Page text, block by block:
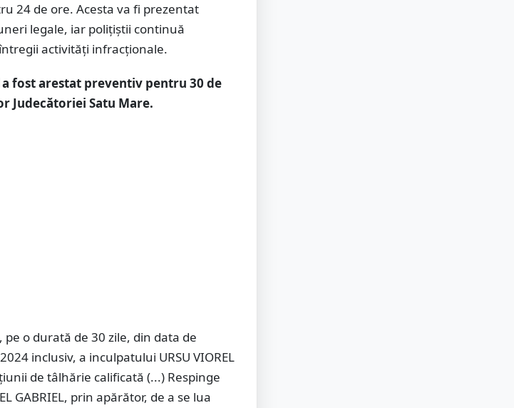
24 de ore. Acesta va fi prezentat
legale, iar polițiștii continuă
activități infracționale.
fost arestat preventiv pentru 30 de
Judecătoriei Satu Mare.
o durată de 30 zile, din data de
inclusiv, a inculpatului URSU VIOREL
de tâlhărie calificată (...) Respinge
GABRIEL, prin apărător, de a se lua